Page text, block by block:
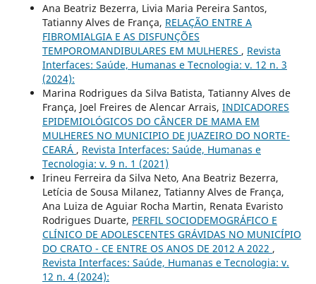
Ana Beatriz Bezerra, Livia Maria Pereira Santos,
Tatianny Alves de França, RELAÇÃO ENTRE A
FIBROMIALGIA E AS DISFUNÇÕES
TEMPOROMANDIBULARES EM MULHERES , Revista
Interfaces: Saúde, Humanas e Tecnologia: v. 12 n. 3
(2024):
Marina Rodrigues da Silva Batista, Tatianny Alves de
França, Joel Freires de Alencar Arrais, INDICADORES
EPIDEMIOLÓGICOS DO CÂNCER DE MAMA EM
MULHERES NO MUNICIPIO DE JUAZEIRO DO NORTE-
CEARÁ , Revista Interfaces: Saúde, Humanas e
Tecnologia: v. 9 n. 1 (2021)
Irineu Ferreira da Silva Neto, Ana Beatriz Bezerra,
Letícia de Sousa Milanez, Tatianny Alves de França,
Ana Luiza de Aguiar Rocha Martin, Renata Evaristo
Rodrigues Duarte, PERFIL SOCIODEMOGRÁFICO E
CLÍNICO DE ADOLESCENTES GRÁVIDAS NO MUNICÍPIO
DO CRATO - CE ENTRE OS ANOS DE 2012 A 2022 ,
Revista Interfaces: Saúde, Humanas e Tecnologia: v.
12 n. 4 (2024):